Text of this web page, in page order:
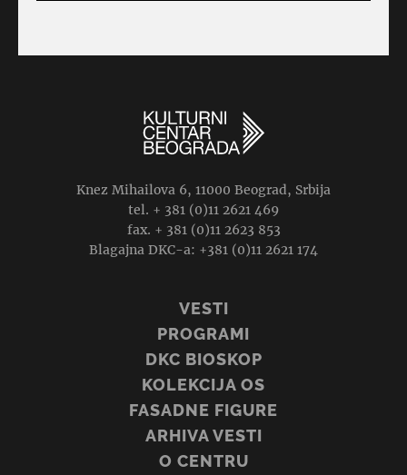
Knez Mihailova 6, 11000 Beograd, Srbija
tel. + 381 (0)11 2621 469
fax. + 381 (0)11 2623 853
Blagajna DKC-a: +381 (0)11 2621 174
VESTI
PROGRAMI
DKC BIOSKOP
KOLEKCIJA OS
FASADNE FIGURE
ARHIVA VESTI
O CENTRU